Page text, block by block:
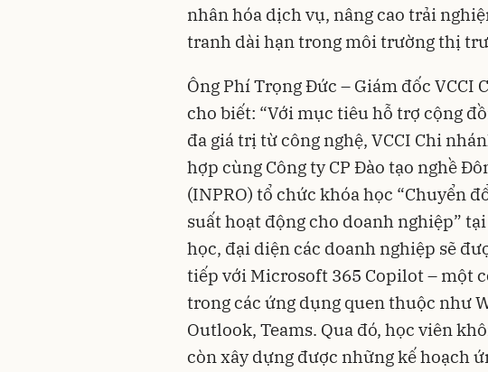
nhân hóa dịch vụ, nâng cao trải
tranh dài hạn trong môi trường thị
Ông Phí Trọng Đức – Giám đốc VCCI
cho biết: “Với mục tiêu hỗ trợ cộng
đa giá trị từ công nghệ, VCCI Chi
hợp cùng Công ty CP Đào tạo nghề
(INPRO) tổ chức khóa học “Chuyển
suất hoạt động cho doanh nghiệp”
học, đại diện các doanh nghiệp sẽ
tiếp với Microsoft 365 Copilot – một
trong các ứng dụng quen thuộc như
Outlook, Teams. Qua đó, học viên
còn xây dựng được những kế hoạch